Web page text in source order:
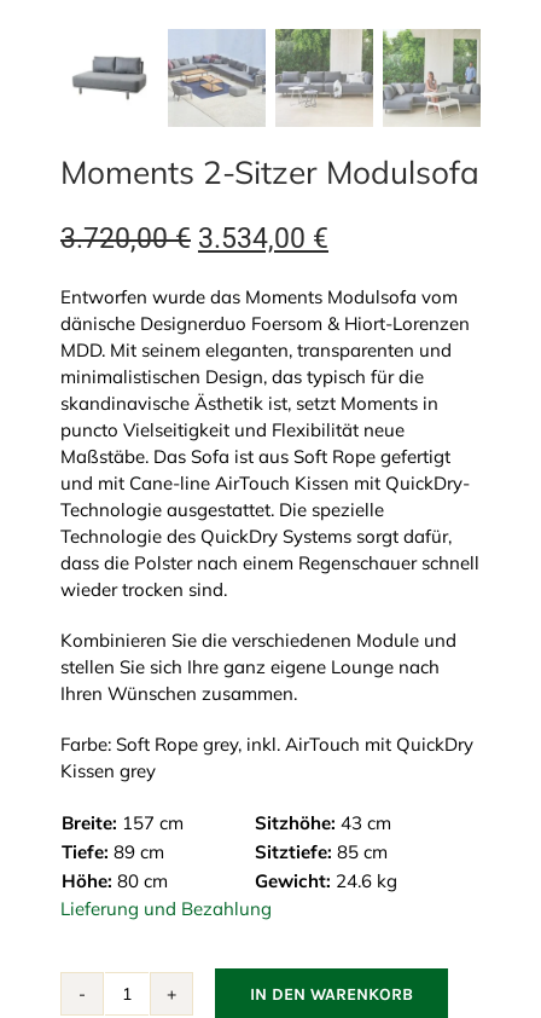
Moments 2-Sitzer Modulsofa
3.720,00€ Ursprünglicher
war:
3.720,00 €
3.534,00 €Aktueller
ist:
3.534,00 €.
Entworfen wurde das Moments Modulsofa vom
dänische Designerduo Foersom & Hiort-Lorenzen
MDD. Mit seinem eleganten, transparenten und
minimalistischen Design, das typisch für die
skandinavische Ästhetik ist, setzt Moments in
puncto Vielseitigkeit und Flexibilität neue
Maßstäbe. Das Sofa ist aus Soft Rope gefertigt
und mit Cane-line AirTouch Kissen mit QuickDry-
Technologie ausgestattet. Die spezielle
Technologie des QuickDry Systems sorgt dafür,
dass die Polster nach einem Regenschauer schnell
wieder trocken sind.
Kombinieren Sie die verschiedenen Module und
stellen Sie sich Ihre ganz eigene Lounge nach
Ihren Wünschen zusammen.
Farbe: Soft Rope grey, inkl. AirTouch mit QuickDry
Kissen grey
Breite: 157 cm Sitzhöhe: 43 cm
Tiefe: 89 cm Sitztiefe: 85 cm
Höhe: 80 cm Gewicht: 24.6 kg
Lieferung und Bezahlung
Moments
IN DEN WARENKORB